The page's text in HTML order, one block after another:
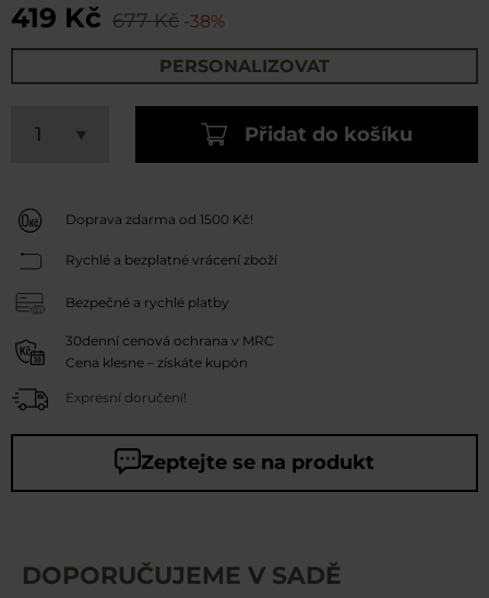
419 Kč 677 Kč -38%
PERSONALIZOVAT
Přidat do košíku
Doprava zdarma od 1500 Kč!
Rychlé a bezplatné vrácení zboží
Bezpečné a rychlé platby
30denní cenová ochrana v MRC
Cena klesne – získáte kupón
Expresní doručení!
Zeptejte se na produkt
DOPORUČUJEME V SADĚ